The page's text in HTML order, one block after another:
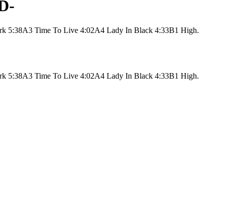
5:38A3 Time To Live 4:02A4 Lady In Black 4:33B1 High.
5:38A3 Time To Live 4:02A4 Lady In Black 4:33B1 High.